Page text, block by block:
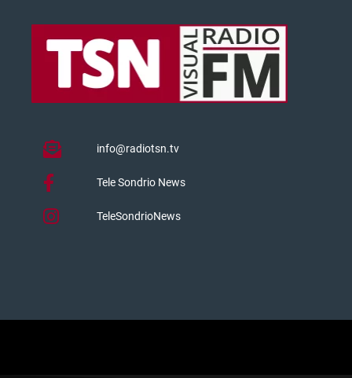
info@radiotsn.tv
Tele Sondrio News
TeleSondrioNews